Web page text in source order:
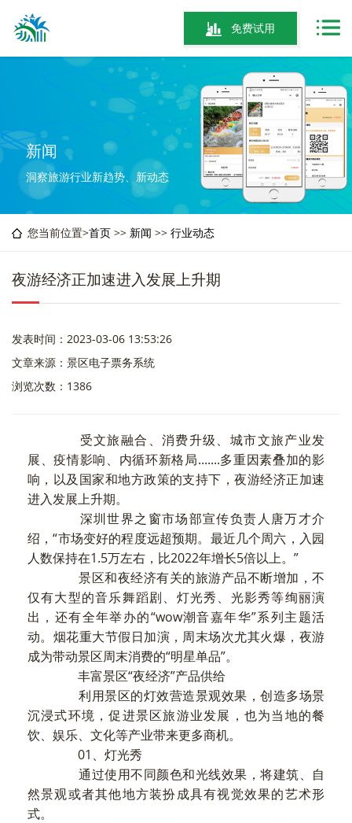
免费试用
新闻
洞察旅游行业新趋势、新动态
您当前位置>首页 >> 新闻 >> 行业动态
夜游经济正加速进入发展上升期
发表时间：2023-03-06 13:53:26
文章来源：景区电子票务系统
浏览次数：1386
受文旅融合、消费升级、城市文旅产业发
展、疫情影响、内循环新格局.......多重因素叠加的影
响，以及国家和地方政策的支持下，夜游经济正加速
进入发展上升期。
深圳世界之窗市场部宣传负责人唐万才介
绍，“市场变好的程度远超预期。最近几个周六，入园
人数保持在1.5万左右，比2022年增长5倍以上。”
景区和夜经济有关的旅游产品不断增加，不
仅有大型的音乐舞蹈剧、灯光秀、光影秀等绚丽演
出，还有全年举办的“wow潮音嘉年华”系列主题活
动。烟花重大节假日加演，周末场次尤其火爆，夜游
成为带动景区周末消费的“明星单品”。
丰富景区“夜经济”产品供给
利用景区的灯效营造景观效果，创造多场景
沉浸式环境，促进景区旅游业发展，也为当地的餐
饮、娱乐、文化等产业带来更多商机。
01、灯光秀
通过使用不同颜色和光线效果，将建筑、自
然景观或者其他地方装扮成具有视觉效果的艺术形
式。